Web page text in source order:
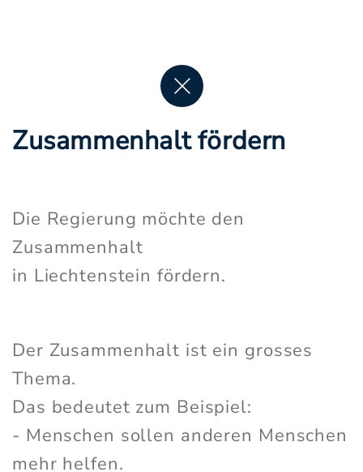
Zusammenhalt fördern
Die Regierung möchte den
Zusammenhalt
in Liechtenstein fördern.
Der Zusammenhalt ist ein grosses
Thema.
Das bedeutet zum Beispiel:
- Menschen sollen anderen Menschen
mehr helfen.